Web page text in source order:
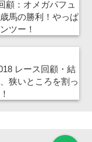
顧：オメガパフュ
馬の勝利！やっぱ
ツー！
レース回顧・結
狭いところを割っ